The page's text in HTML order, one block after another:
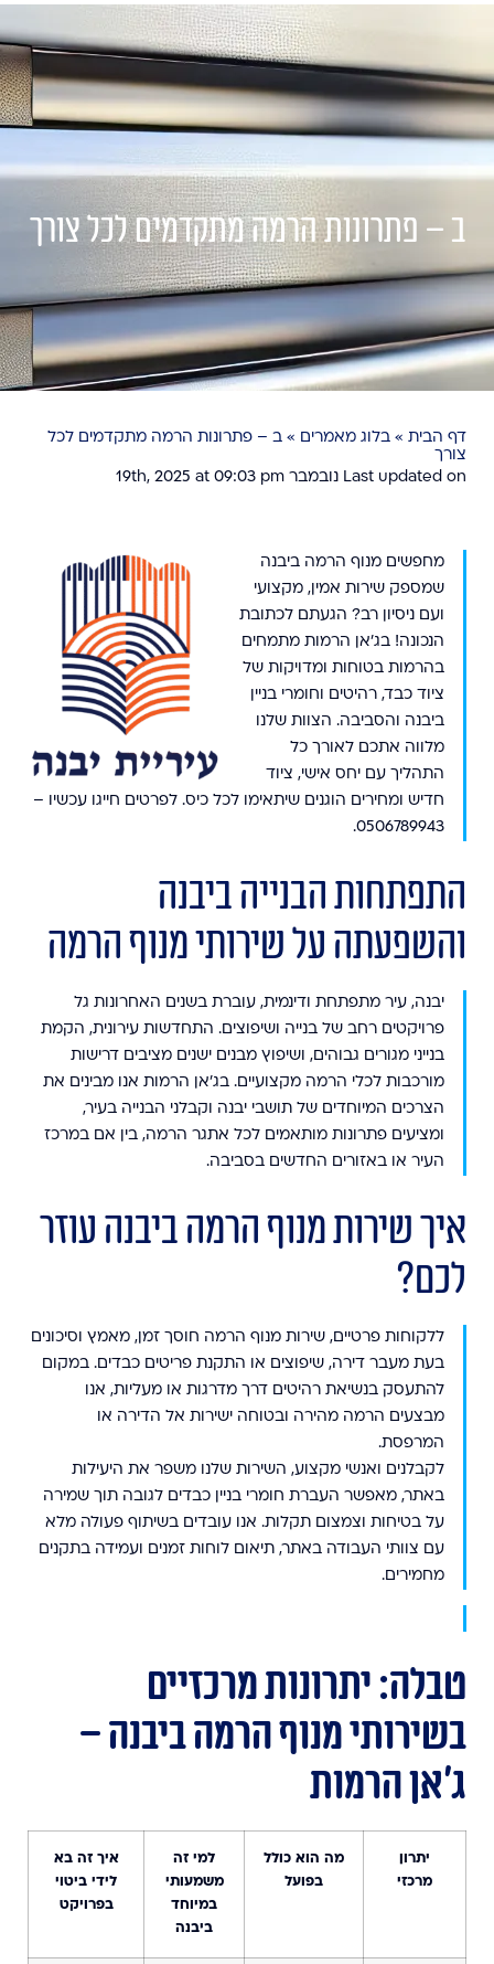
ב – פתרונות הרמה מתקדמים לכל צורך
דף הבית » בלוג מאמרים » ב – פתרונות הרמה מתקדמים לכל
צורך
Last updated on נובמבר 19th, 2025 at 09:03 pm
מחפשים מנוף הרמה ביבנה
שמספק שירות אמין, מקצועי
ועם ניסיון רב? הגעתם לכתובת
הנכונה! בג'אן הרמות מתמחים
בהרמות בטוחות ומדויקות של
ציוד כבד, רהיטים וחומרי בניין
ביבנה והסביבה. הצוות שלנו
מלווה אתכם לאורך כל
התהליך עם יחס אישי, ציוד
חדיש ומחירים הוגנים שיתאימו לכל כיס. לפרטים חייגו עכשיו –
0506789943.
התפתחות הבנייה ביבנה
והשפעתה על שירותי מנוף הרמה
יבנה, עיר מתפתחת ודינמית, עוברת בשנים האחרונות גל
פרויקטים רחב של בנייה ושיפוצים. התחדשות עירונית, הקמת
בנייני מגורים גבוהים, ושיפוץ מבנים ישנים מציבים דרישות
מורכבות לכלי הרמה מקצועיים. בג'אן הרמות אנו מבינים את
הצרכים המיוחדים של תושבי יבנה וקבלני הבנייה בעיר,
ומציעים פתרונות מותאמים לכל אתגר הרמה, בין אם במרכז
העיר או באזורים החדשים בסביבה.
איך שירות מנוף הרמה ביבנה עוזר
לכם?
ללקוחות פרטיים, שירות מנוף הרמה חוסך זמן, מאמץ וסיכונים
בעת מעבר דירה, שיפוצים או התקנת פריטים כבדים. במקום
להתעסק בנשיאת רהיטים דרך מדרגות או מעליות, אנו
מבצעים הרמה מהירה ובטוחה ישירות אל הדירה או
המרפסת.
לקבלנים ואנשי מקצוע, השירות שלנו משפר את היעילות
באתר, מאפשר העברת חומרי בניין כבדים לגובה תוך שמירה
על בטיחות וצמצום תקלות. אנו עובדים בשיתוף פעולה מלא
עם צוותי העבודה באתר, תיאום לוחות זמנים ועמידה בתקנים
מחמירים.
טבלה: יתרונות מרכזיים
בשירותי מנוף הרמה ביבנה –
ג'אן הרמות
יתרון
מרכזי
מה הוא כולל
בפועל
למי זה
משמעותי
במיוחד
ביבנה
איך זה בא
לידי ביטוי
בפרויקט